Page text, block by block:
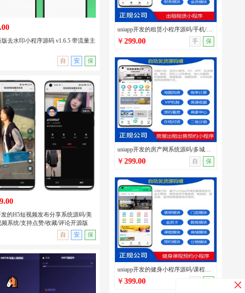
新版去水印小程序源码 v1.6.5 带流
无演示
版去水印小程序源码 v1.6.5 带流量主
自 安 保
发的H5短视频发布分享系统源码/美
系统/支持点赞/收藏/评论开源版
自
安 保
uniapp开发的租赁小程序源码/手机/汽车/办公用品租赁系统带分销模块和员工系统
￥299.00 手 保
uniapp开发的房产网系统源码/多城市房屋出租出售/看房预约/带房客/房东/经纪人多端
￥299.00 自 保
uniapp开发的健身小程序源码/课程预约/多门店管理/私教预约/私教培训管理系统源码
￥399.00